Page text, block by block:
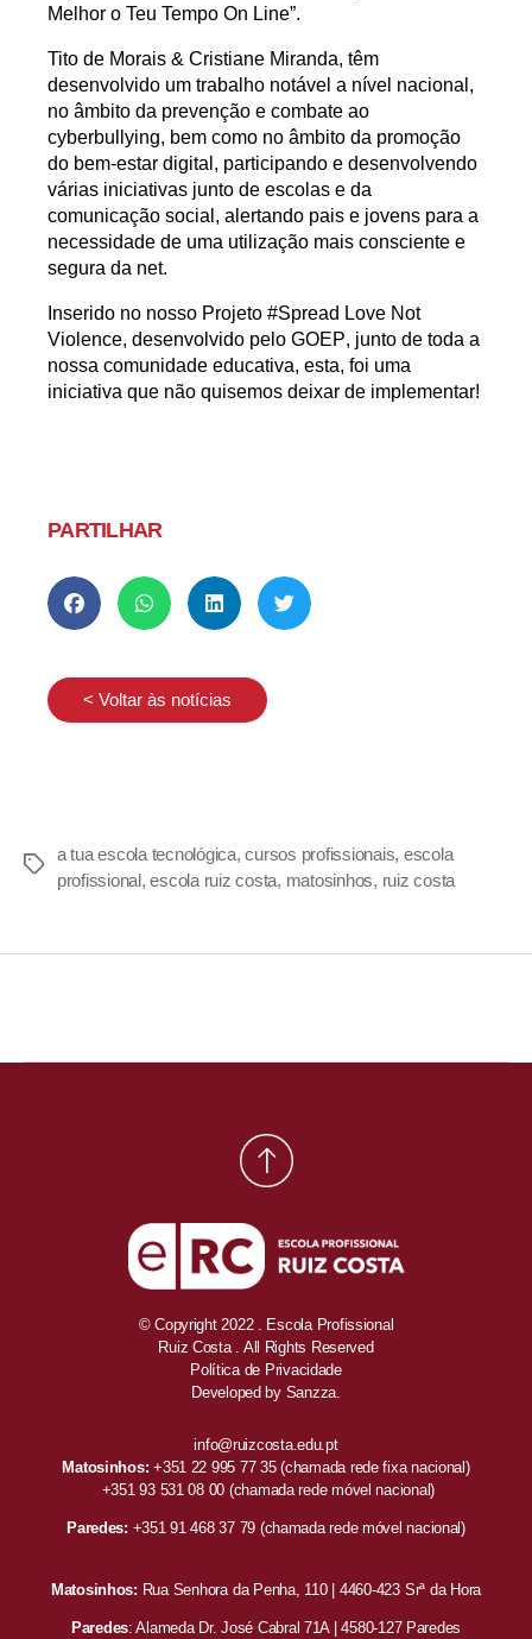
Melhor o Teu Tempo On Line”.
Tito de Morais & Cristiane Miranda, têm
desenvolvido um trabalho notável a nível nacional,
no âmbito da prevenção e combate ao
cyberbullying, bem como no âmbito da promoção
do bem-estar digital, participando e desenvolvendo
várias iniciativas junto de escolas e da
comunicação social, alertando pais e jovens para a
necessidade de uma utilização mais consciente e
segura da net.
Inserido no nosso Projeto #Spread Love Not
Violence, desenvolvido pelo GOEP, junto de toda a
nossa comunidade educativa, esta, foi uma
iniciativa que não quisemos deixar de implementar!
PARTILHAR
< Voltar às notícias
a tua escola tecnológica,cursos profissionais, escola
profissional,escola ruiz costa, matosinhos, ruiz costa
© Copyright 2022 . Escola Profissional
Ruiz Costa . All Rights Reserved
Política de Privacidade
Developed by Sanzza.
info@ruizcosta.edu.pt
Matosinhos: +351 22 995 77 35(chamada rede fixa nacional)
+351 93 531 08 00 (chamada rede móvel nacional)
Paredes: +351 91 468 37 79 (chamada rede móvel nacional)
Matosinhos: Rua Senhora da Penha, 110 | 4460-423 Srª da Hora
Paredes: Alameda Dr. José Cabral 71A | 4580-127 Paredes